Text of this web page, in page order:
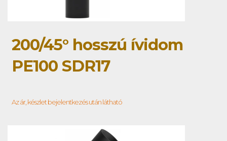
200/45° hosszú ívidom
PE100 SDR17
Az ár, készlet bejelentkezés után látható